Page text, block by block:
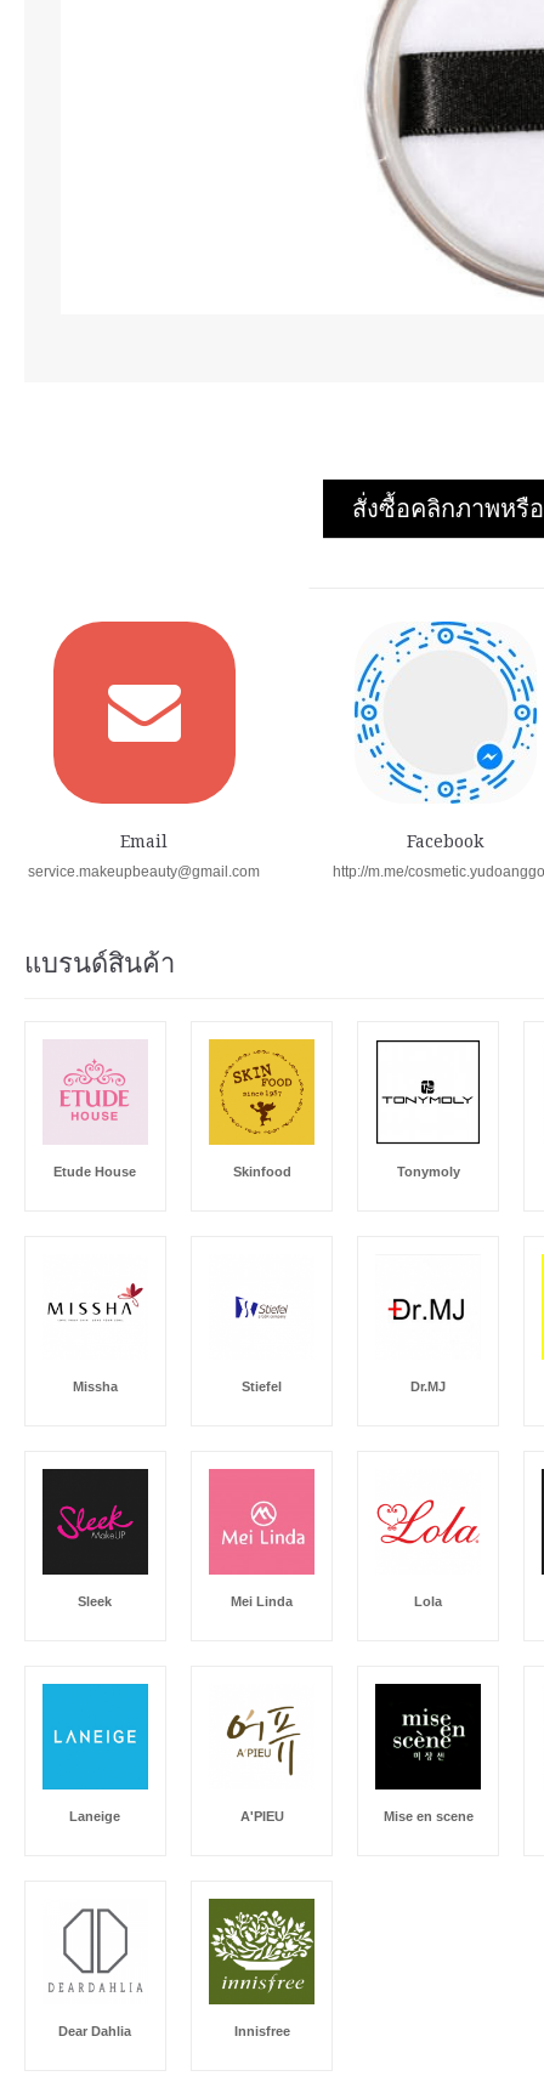
สั่งซื้อคลิกภาพหรื
Email
service.makeupbeauty@gmail.com
Facebook
http://m.me/
แบรนด์สินค้า
Etude House Skinfood Tonymoly
Missha Stiefel Dr.MJ
Sleek Mei Linda Lola
Laneige A'PIEU Mise en scene
Dear Dahlia Innisfree